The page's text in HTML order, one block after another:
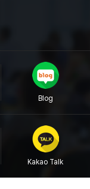
Blog
Kakao Talk